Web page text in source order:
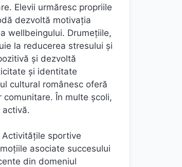
Elevii urmăresc propriile
dezvoltă motivația
wellbeingului. Drumețiile,
la reducerea stresului și
și dezvoltă
și identitate
cultural românesc oferă
În multe școli,
sportive
asociate succesului
din domeniul